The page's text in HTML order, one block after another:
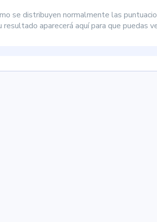
se distribuyen normalmente las
aparecerá aquí para que puedas